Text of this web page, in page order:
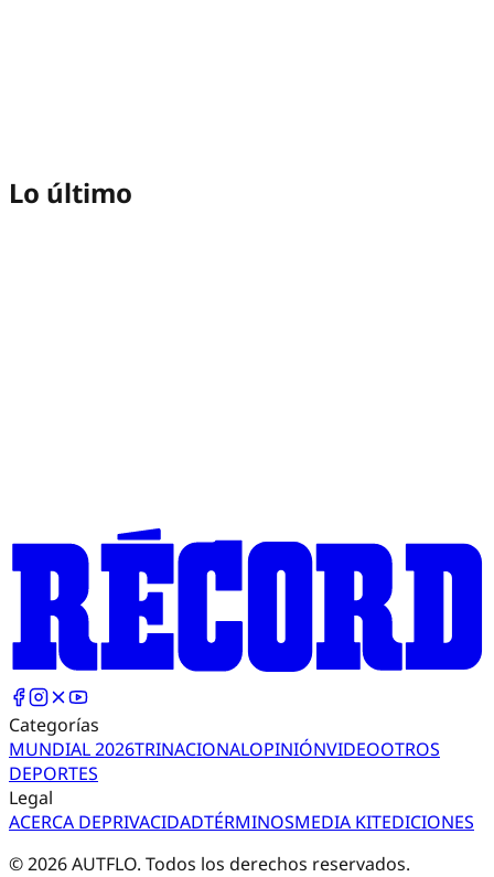
Lo último
Categorías
MUNDIAL 2026TRINACIONALOPINIÓNVIDEOOTROS
DEPORTES
Legal
ACERCA DEPRIVACIDADTÉRMINOSMEDIA KITEDICIONES
©2026AUTFLO. Todos los derechos reservados.